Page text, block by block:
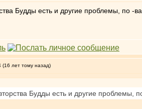
Будды есть и другие проблемы, по -
лет тому назад)
Будды есть и другие проблемы,